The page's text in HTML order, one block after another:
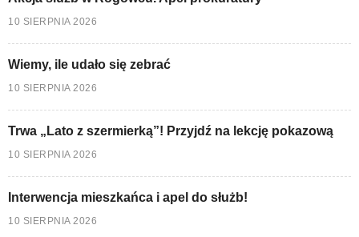
10 SIERPNIA 2026
Wiemy, ile udało się zebrać
10 SIERPNIA 2026
Trwa „Lato z szermierką”! Przyjdź na lekcję pokazową
10 SIERPNIA 2026
Interwencja mieszkańca i apel do służb!
10 SIERPNIA 2026